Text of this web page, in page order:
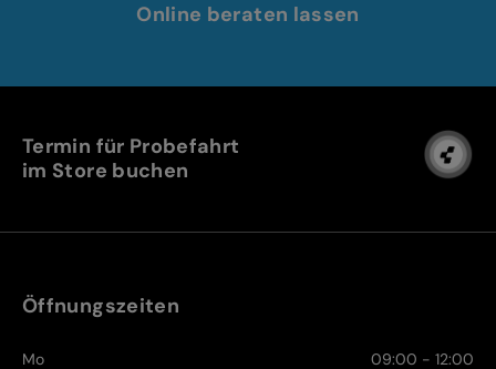
Online beraten lassen
Termin für Probefahrt
im Store buchen
Öffnungszeiten
Mo
09:00 - 12:00